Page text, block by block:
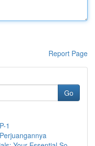
Report Page
Go
1